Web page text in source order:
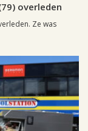
overleden
Ze was